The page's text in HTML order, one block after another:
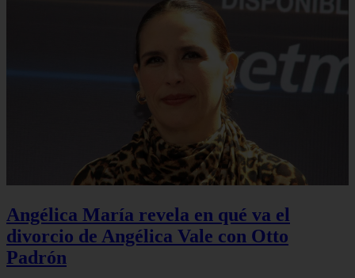
Angélica María revela en qué va el
divorcio de Angélica Vale con Otto
Padrón